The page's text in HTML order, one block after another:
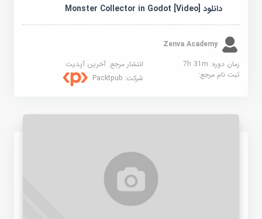
دانلود Monster Collector in Godot [Video]
Zenva Academy
زمان دوره: 7h 31m
انتشار مرجع:آخرین آپدیت
ثبت نام مرجع:
شرکت:Packtpub